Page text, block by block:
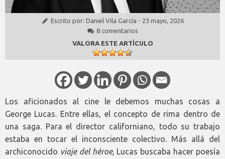
Escrito por: Daniel Vila García - 23 mayo, 2026
8 comentarios
VALORA ESTE ARTÍCULO
Los aficionados al cine le debemos muchas cosas a
George Lucas. Entre ellas, el concepto de rima dentro de
una saga. Para el director californiano, todo su trabajo
estaba en tocar el inconsciente colectivo. Más allá del
archiconocido viaje del héroe, Lucas buscaba hacer poesía